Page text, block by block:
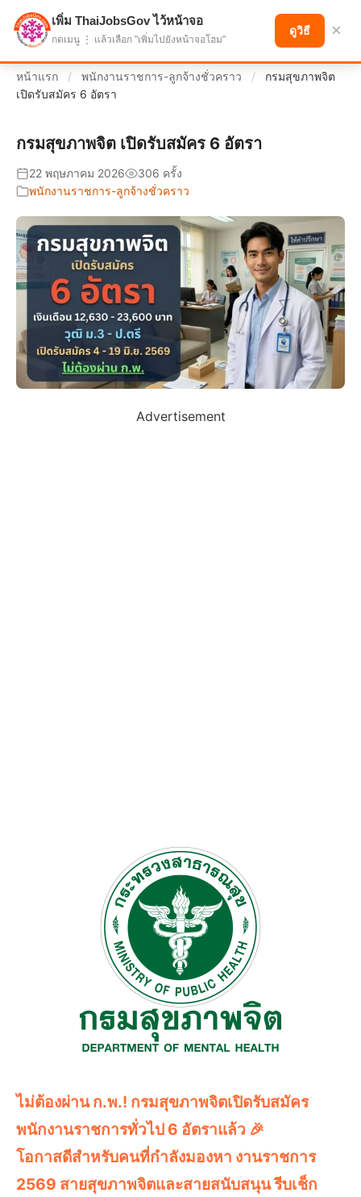
แบ่งปันโอกาส เพื่ออนาคตที่ก้าวหน้า
หน้าแรก / พนักงานราชการ-ลูกจ้างชั่วคราว /
กรมสุขภาพจิต
เปิดรับสมัคร 6 อัตรา
กรมสุขภาพจิต เปิดรับสมัคร 6 อัตรา
22 พฤษภาคม 2026
306 ครั้ง
พนักงานราชการ-ลูกจ้างชั่วคราว
Advertisement
ไม่ต้องผ่าน ก.พ.! กรมสุขภาพจิตเปิดรับสมัคร
พนักงานราชการทั่วไป 6 อัตราแล้ว 🎉
โอกาสดีสำหรับคนที่กำลังมองหา งานราชการ
2569 สายสุขภาพจิตและสายสนับสนุน รีบเช็ก
เพิ่ม ThaiJobsGov ไว้หน้าจอ
กดเมนู ⋮ แล้วเลือก "เพิ่มไปยังหน้าจอโฮม"
ดูวิธี ×